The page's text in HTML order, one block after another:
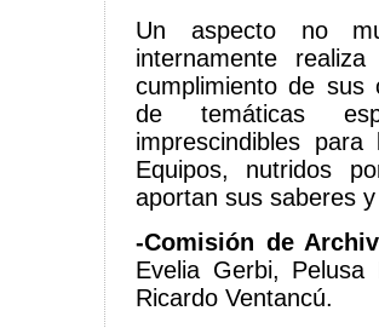
Un aspecto no
internamente
cumplimiento de sus
de temáticas
imprescindibles
Equipos, nutridos
aportan sus saberes
-Comisión de
Evelia Gerbi, Pelusa
Ricardo Ventancú.